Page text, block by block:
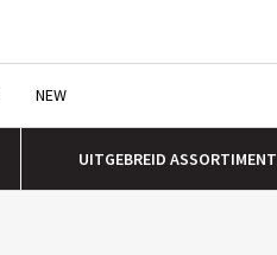
NEW
UITGEBREID ASSORTIMENT